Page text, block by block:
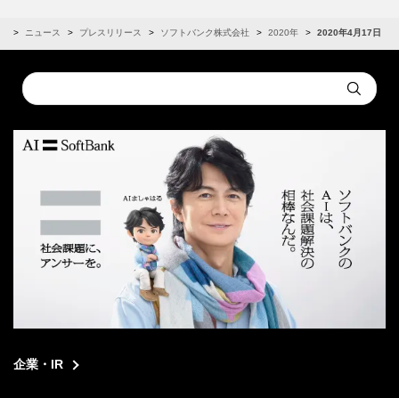
ニュース プレスリリース ソフトバンク株式会社 2020年 2020年4月17日
Conduct
a
Submit
企業・IR